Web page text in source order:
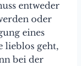
entweder
oder
eines
lieblos geht,
bei der